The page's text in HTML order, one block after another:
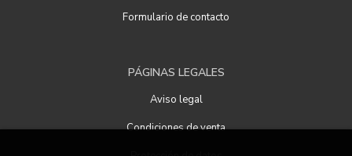
Formulario de contacto
PÁGINAS LEGALES
Aviso legal
Condiciones de venta